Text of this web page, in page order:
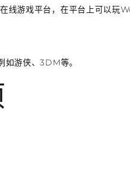
游戏平台，在平台上可以玩
如游侠、3DM等。